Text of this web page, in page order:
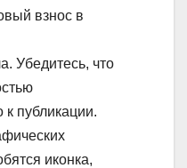
взнос в
Убедитесь, что
к публикации.
иконка,